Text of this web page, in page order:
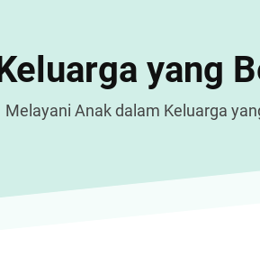
yang
Melayani Anak dalam Keluarga